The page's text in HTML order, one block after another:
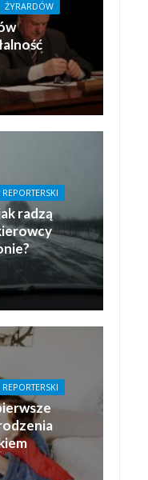
ŻYRARDÓW
radzą